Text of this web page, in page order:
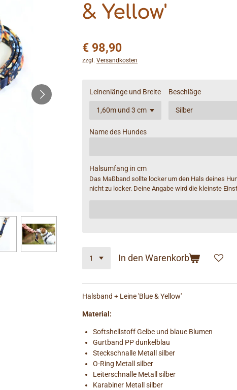
& Yellow'
€ 98,90
zzgl. Versandkosten
Leinenlänge und Breite Beschläge
Name des Hundes
Halsumfang in cm
Das Maßband sollte locker um den Hals deines
nicht zu locker. Deine Angabe wird die kleinste
In den Warenkorb
Halsband + Leine 'Blue & Yellow'
Material:
Softshellstoff Gelbe und blaue Blumen
Gurtband PP dunkelblau
Steckschnalle Metall silber
O-Ring Metall silber
Leiterschnalle Metall silber
Karabiner Metall silber